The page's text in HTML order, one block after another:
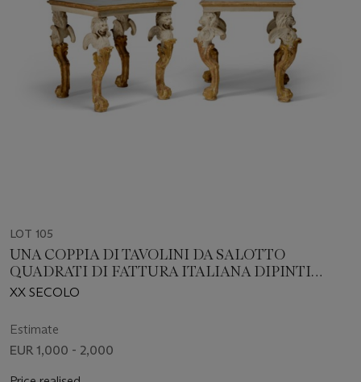
LOT 105
UNA COPPIA DI TAVOLINI DA SALOTTO
QUADRATI DI FATTURA ITALIANA DIPINTI
COLOR CREMA E PARZIALMENTE DORATI
XX SECOLO
Estimate
EUR 1,000 - 2,000